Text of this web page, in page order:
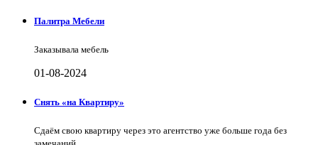
Палитра Мебели
Заказывала мебель
01-08-2024
Снять «на Квартиру»
Сдаём свою квартиру через это агентство уже больше года без